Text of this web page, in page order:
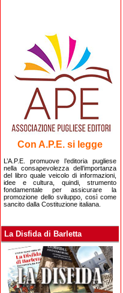
Con A.P.E. si legge
L’A.P.E. promuove l’editoria pugliese
nella consapevolezza dell’importanza
del libro quale veicolo di informazioni,
idee e cultura, quindi, strumento
fondamentale per assicurare la
promozione dello sviluppo, così come
sancito dalla Costituzione italiana.
La Disfida di Barletta